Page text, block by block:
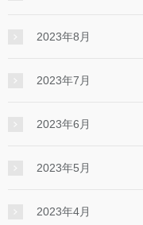
2023年8月
2023年7月
2023年6月
2023年5月
2023年4月